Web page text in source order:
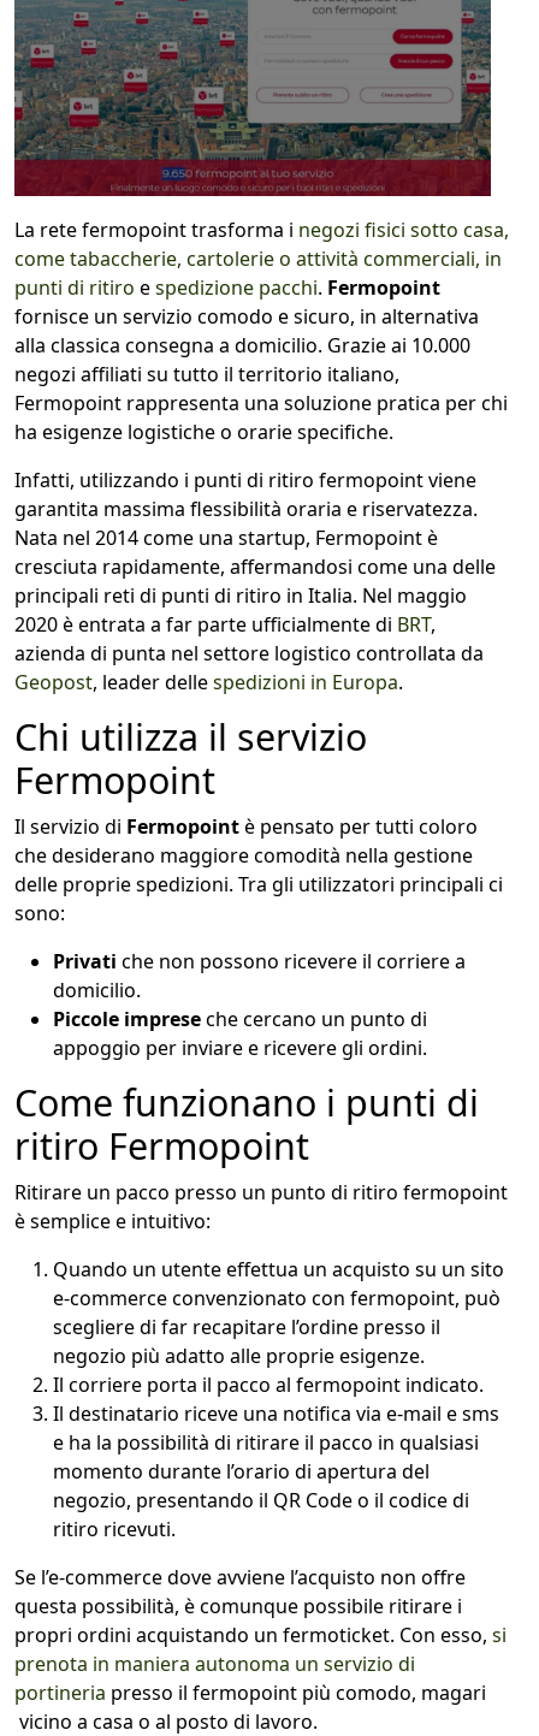
1
COLLO 1
kg cm
cm cm
calcola
La rete fermopoint trasforma i negozi fisici sotto casa,
come tabaccherie, cartolerie o attività commerciali, in
punti di ritiro espedizione pacchi. Fermopoint
fornisce un servizio comodo e sicuro, in alternativa
alla classica consegna a domicilio. Grazie ai 10.000
negozi affiliati su tutto il territorio italiano,
Fermopoint rappresenta una soluzione pratica per chi
ha esigenze logistiche o orarie specifiche.
Infatti, utilizzando i punti di ritiro fermopoint viene
garantita massima flessibilità oraria e riservatezza.
Nata nel 2014 come una startup, Fermopoint è
cresciuta rapidamente, affermandosi come una delle
principali reti di punti di ritiro in Italia. Nel maggio
2020 è entrata a far parte ufficialmente di BRT,
azienda di punta nel settore logistico controllata da
Geopost, leader dellespedizioni in Europa.
Chi utilizza il servizio
Fermopoint
Il servizio di Fermopointè pensato per tutti coloro
che desiderano maggiore comodità nella gestione
delle proprie spedizioni. Tra gli utilizzatori principali ci
sono:
Privati che non possono ricevere il corriere a
domicilio.
Piccole impreseche cercano un punto di
appoggio per inviare e ricevere gli ordini.
Come funzionano i punti di
ritiro Fermopoint
Ritirare un pacco presso un punto di ritiro fermopoint
è semplice e intuitivo:
Quando un utente effettua un acquisto su un sito
e-commerce convenzionato con fermopoint, può
scegliere di far recapitare l’ordine presso il
negozio più adatto alle proprie esigenze.
Il corriere porta il pacco al fermopoint indicato.
Il destinatario riceve una notifica via e-mail e sms
e ha la possibilità di ritirare il pacco in qualsiasi
momento durante l’orario di apertura del
negozio, presentando il QR Code o il codice di
ritiro ricevuti.
Se l’e-commerce dove avviene l’acquisto non offre
questa possibilità, è comunque possibile ritirare i
propri ordini acquistando un fermoticket. Con esso, si
prenota in maniera autonoma un servizio di
portineria presso il fermopoint più comodo, magari
vicino a casa o al posto di lavoro.